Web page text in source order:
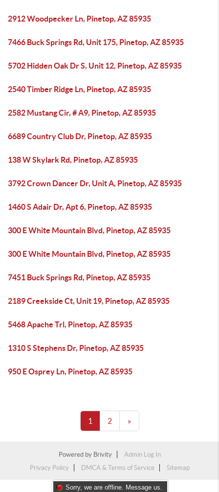
2912 Woodpecker Ln, Pinetop, AZ 85935
7466 Buck Springs Rd, Unit 175, Pinetop, AZ 85935
5702 Hidden Oak Dr S, Unit 12, Pinetop, AZ 85935
2540 Timber Ridge Ln, Pinetop, AZ 85935
2582 Mustang Cir, # A9, Pinetop, AZ 85935
6689 Country Club Dr, Pinetop, AZ 85935
138 W Skylark Rd, Pinetop, AZ 85935
3792 Crown Dancer Dr, Unit A, Pinetop, AZ 85935
1460 S Adair Dr, Apt 6, Pinetop, AZ 85935
300 E White Mountain Blvd, Pinetop, AZ 85935
300 E White Mountain Blvd, Pinetop, AZ 85935
7451 Buck Springs Rd, Pinetop, AZ 85935
2189 Creekside Ct, Unit 19, Pinetop, AZ 85935
5468 Apache Trl, Pinetop, AZ 85935
1310 S Stephens Dr, Pinetop, AZ 85935
950 E Osprey Ln, Pinetop, AZ 85935
1 2 »
Powered by Brivity
Admin Log In
Privacy Policy
DMCA & Terms of Service Sitemap
Sorry, we are offline. Message us.